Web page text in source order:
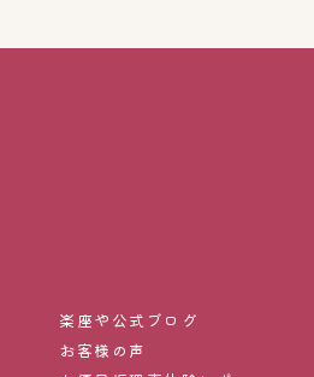
楽座や公式ブログ
お客様の声